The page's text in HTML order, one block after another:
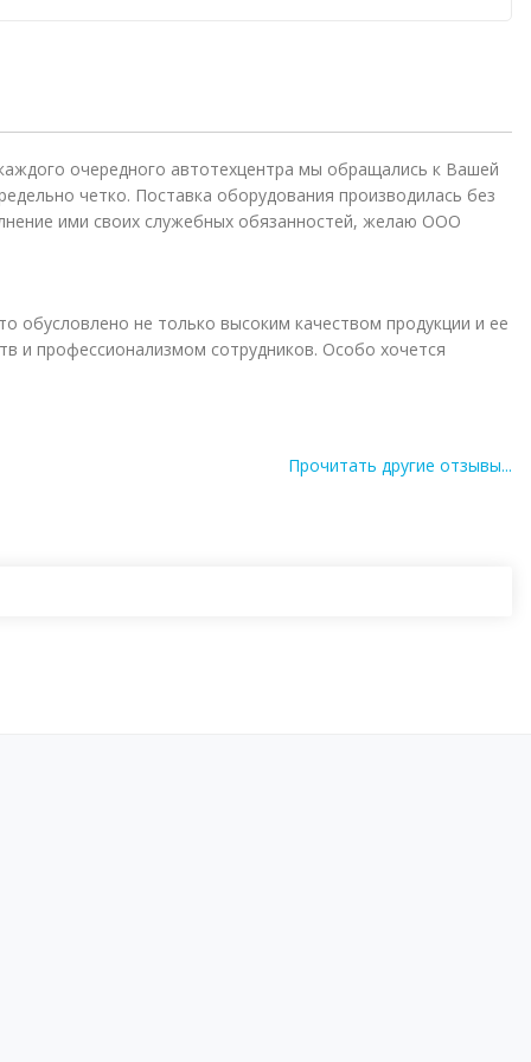
очередного автотехцентра мы обращались к Вашей
четко. Поставка оборудования производилась без
ими своих служебных обязанностей, желаю ООО
обусловлено не только высоким качеством продукции и ее
профессионализмом сотрудников. Особо хочется
Прочитать другие отзывы...